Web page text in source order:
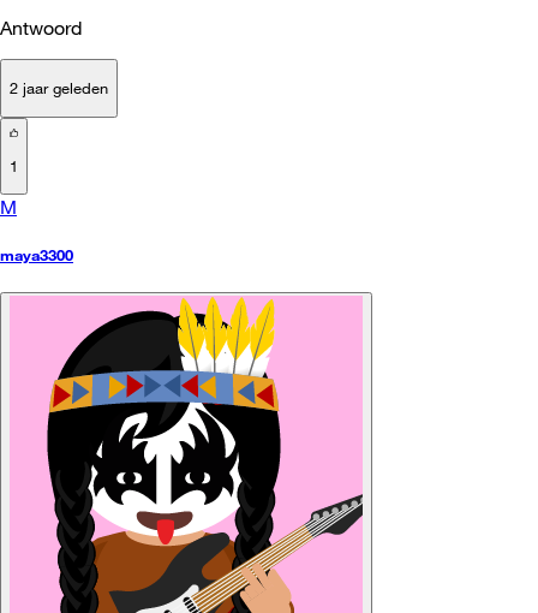
Antwoord
2 jaar geleden
1
M
maya3300